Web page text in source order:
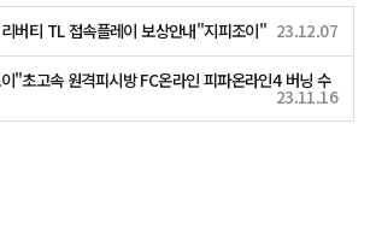
버티 TL 접속플레이 보상안내"지피조이" 23.12.07
"초고속 원격피시방 FC온라인 피파온라인4 버닝 수
23.11.16